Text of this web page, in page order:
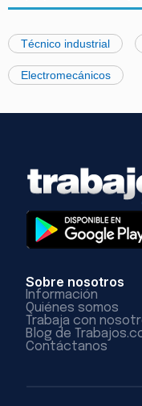
Técnico industrial
Electromecánicos
Sobre nosotros
Información
Quiénes somos
Trabaja con
Blog de
Contáctanos